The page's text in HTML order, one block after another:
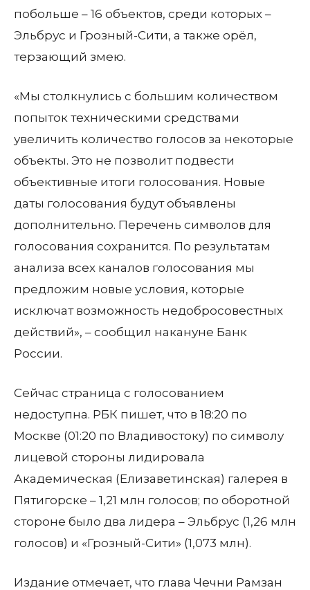
побольше – 16 объектов, среди которых –
Эльбрус и Грозный-Сити, а также орёл,
терзающий змею.
«Мы столкнулись с большим количеством
попыток техническими средствами
увеличить количество голосов за некоторые
объекты. Это не позволит подвести
объективные итоги голосования. Новые
даты голосования будут объявлены
дополнительно. Перечень символов для
голосования сохранится. По результатам
анализа всех каналов голосования мы
предложим новые условия, которые
исключат возможность недобросовестных
действий», – сообщил накануне Банк
России.
Сейчас страница с голосованием
недоступна. РБК пишет, что в 18:20 по
Москве (01:20 по Владивостоку) по символу
лицевой стороны лидировала
Академическая (Елизаветинская) галерея в
Пятигорске – 1,21 млн голосов; по оборотной
стороне было два лидера – Эльбрус (1,26 млн
голосов) и «Грозный-Сити» (1,073 млн).
Издание отмечает, что глава Чечни Рамзан